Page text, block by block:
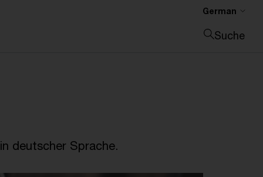
German
Suche
deutscher Sprache.